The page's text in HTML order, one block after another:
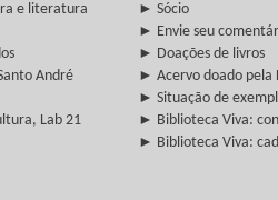
e literatura
► Sócio
► Envie seu
► Doações de livros
André
► Acervo doado pela
► Situação de
Lab 21
► Biblioteca Viva:
► Biblioteca Viva: